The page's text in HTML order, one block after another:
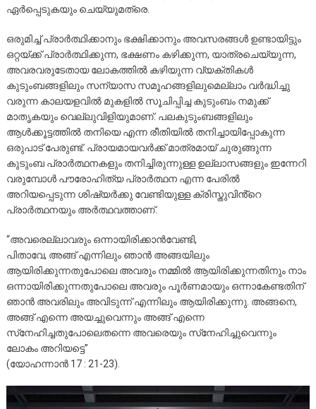
ഏർപ്പെടുകയും ചെയ്യുമത്രെ.
ഒരുമിച്ച് പ്രാർത്ഥിക്കാനും ഭക്ഷിക്കാനും അവസരങ്ങൾ ഉണ്ടായിട്ടും
ഒറ്റയ്ക്ക് പ്രാർത്ഥിക്കുന്ന, ഭക്ഷണം കഴിക്കുന്ന, യാത്രചെയ്യുന്ന,
അവരവരുടേതായ ലോകത്തിൽ കഴിയുന്ന വ്യക്തികൾ
കുടുംബങ്ങളിലും സന്യാസ സമൂഹങ്ങളിലുമെല്ലാം വർദ്ധിച്ചു
വരുന്ന കാലയളവിൽ മുകളിൽ സൂചിപ്പിച്ച കുടുംബം നമുക്ക്
മാതൃകയും വെല്ലുവിളിയുമാണ്. പലകുടുംബങ്ങളിലും
ആൾക്കൂട്ടത്തിൽ തനിയെ എന്ന രീതിയിൽ തനിച്ചായിപ്പോകുന്ന
ഒരുപാട് പേരുണ്ട്. പ്രായമായവർക്ക് മാത്രമായ് ചുരുങ്ങുന്ന
കുടുംബ പ്രാർത്ഥനകളും തനിച്ചിരുന്നുള്ള ഉല്ലാസങ്ങളും ഇന്നേറി
വരുമ്പോൾ പൗരോഹിത്യ പ്രാർത്ഥന എന്ന പേരിൽ
അറിയപ്പെടുന്ന ശിഷ്യർക്കു വേണ്ടിയുള്ള ക്രിസ്തുവിൻ്റെ
പ്രാർത്ഥനയും അർത്ഥവത്താണ്.
“അവരെല്ലാവരും ഒന്നായിരിക്കാന്‍വേണ്ടി,
പിതാവേ, അങ്ങ്‌ എന്നിലും ഞാന്‍ അങ്ങയിലും
ആയിരിക്കുന്നതുപോലെ അവരും നമ്മില്‍ ആയിരിക്കുന്നതിനും നാം
ഒന്നായിരിക്കുന്നതുപോലെ അവരും പൂര്‍ണമായും ഒന്നാകേണ്ടതിന്‌
ഞാന്‍ അവരിലും അവിടുന്ന്‌ എന്നിലും ആയിരിക്കുന്നു. അങ്ങനെ,
അങ്ങ്‌ എന്നെ അയച്ചുവെന്നും അങ്ങ്‌ എന്നെ
സ്‌നേഹിച്ചതുപോലെതന്നെ അവരെയും സ്‌നേഹിച്ചുവെന്നും
ലോകം അറിയട്ടെ”
(യോഹന്നാന്‍ 17 : 21-23).